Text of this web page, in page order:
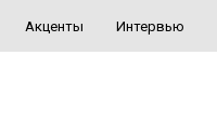
Акценты Интервью